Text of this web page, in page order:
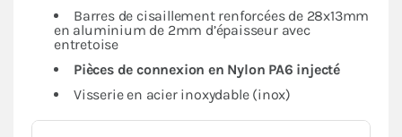
Barres de cisaillement renforcées de 28x13mm
en aluminium de 2mm d’épaisseur avec
entretoise
Pièces de connexion en Nylon PA6 injecté
Visserie en acier inoxydable (inox)